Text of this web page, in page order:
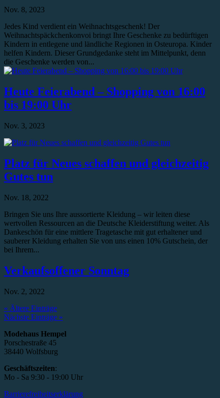
Nov. 8, 2023
Jedes Kind verdient ein Weihnachtsgeschenk! Der
Weihnachtspäckchenkonvoi bringt Ihre Geschenke zu bedürftigen
Kindern in entlegene und ländliche Regionen in Osteuropa. Kinder
helfen Kindern. Dieser Grundgedanke steht im Mittelpunkt, denn
die Geschenke werden von...
Heute Feierabend – Shopping von 16:00
bis 19:00 Uhr
Nov. 3, 2023
Platz für Neues schaffen und gleichzeitig
Gutes tun
Nov. 18, 2022
Bringen Sie uns Ihre aussortierte Kleidung – wir leiten diese
wertvollen Ressourcen an die Deutsche Kleiderstiftung weiter. Als
Dankeschön für eine mittlere Tragetasche mit gut erhaltener und
sauberer Kleidung erhalten Sie von uns einen 10% Gutschein, der
bei Ihrem...
Verkaufsoffener Sonntag
Nov. 2, 2022
« Ältere Einträge
Nächste Einträge »
Modehaus Hempel
Porschestraße 45
38440 Wolfsburg
Geschäftszeiten:
Mo - Sa 9:30 - 19:00 Uhr
Barrierefreiheitserklärung